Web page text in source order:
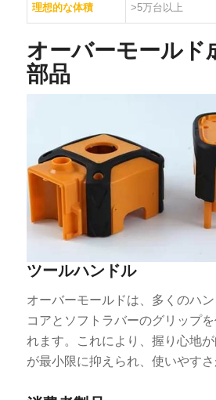
理想的な体積 >5万台以上
オーバーモールド
部品
ツールハンドル
オーバーモールドは、多くのハ
コアとソフトラバーのグリップ
れます。これにより、握り心地
が最小限に抑えられ、使いやす